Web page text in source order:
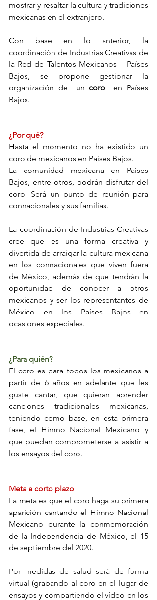
mostrar y resaltar la cultura y tradiciones
mexicanas en el extranjero.
Con base en lo anterior, la
coordinación de Industrias Creativas de
la Red de Talentos Mexicanos – Países
Bajos, se propone gestionar la
organización de  un coro
en Países
Bajos.
¿Por qué?
Hasta el momento no ha existido un
coro de mexicanos en Países Bajos.
La comunidad mexicana en Países
Bajos, entre otros, podrán disfrutar del
coro. Será un punto de reunión para
connacionales y sus familias.
La coordinación de Industrias Creativas
cree que es una forma creativa y
divertida de arraigar la cultura mexicana
en los connacionales que viven fuera
de México, además de que tendrán la
oportunidad de conocer a otros
mexicanos y ser los representantes de
México en los Países Bajos en
ocasiones especiales.
¿Para quién?
El coro es para todos los mexicanos a
partir de 6 años en adelante que les
guste cantar, que quieran aprender
canciones tradicionales mexicanas,
teniendo como base, en esta primera
fase, el Himno Nacional Mexicano y
que puedan comprometerse a asistir a
los ensayos del coro.
Meta a corto plazo
La meta es que el coro haga su primera
aparición cantando el Himno Nacional
Mexicano durante la conmemoración
de la Independencia de México, el 15
de septiembre del 2020.
Por medidas de salud será de forma
virtual (grabando al coro en el lugar de
ensayos y compartiendo el vídeo en los